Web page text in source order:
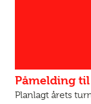
Påmelding
Planlagt årets